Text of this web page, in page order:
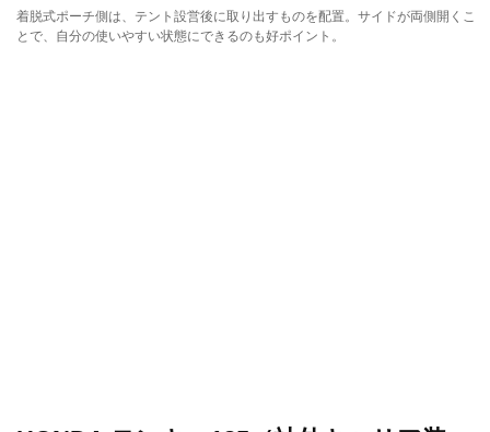
着脱式ポーチ側は、テント設営後に取り出すものを配置。サイドが両側開くこ
とで、自分の使いやすい状態にできるのも好ポイント。